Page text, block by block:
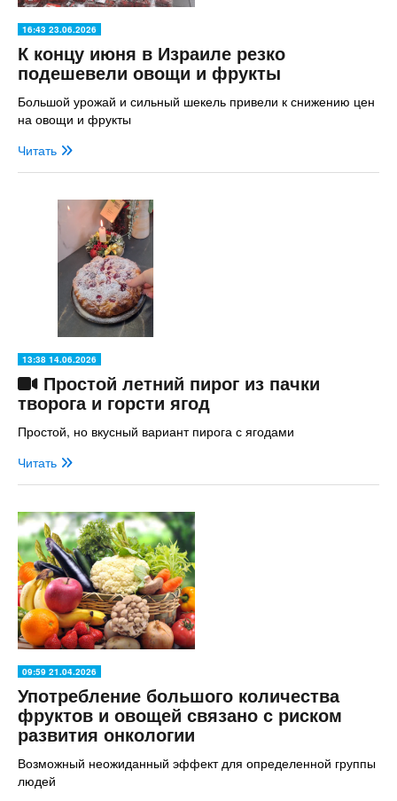
16:43 23.06.2026
К концу июня в Израиле резко
подешевели овощи и фрукты
Большой урожай и сильный шекель привели к снижению цен
на овощи и фрукты
Читать
13:38 14.06.2026
Простой летний пирог из пачки
творога и горсти ягод
Простой, но вкусный вариант пирога с ягодами
Читать
09:59 21.04.2026
Употребление большого количества
фруктов и овощей связано с риском
развития онкологии
Возможный неожиданный эффект для определенной группы
людей